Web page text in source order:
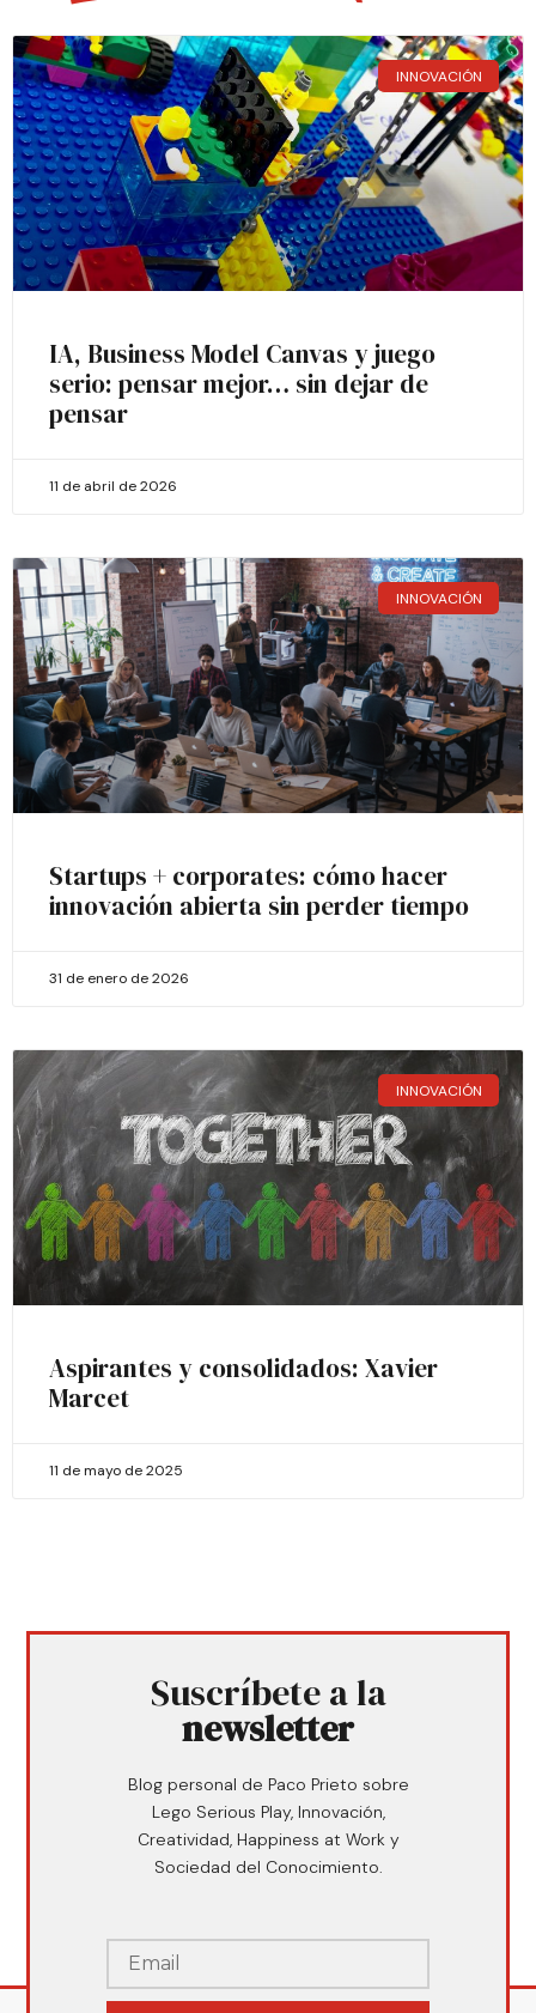
INNOVACIÓN
IA, Business Model Canvas y juego
serio: pensar mejor… sin dejar de
pensar
11 de abril de 2026
INNOVACIÓN
Startups + corporates: cómo hacer
innovación abierta sin perder tiempo
31 de enero de 2026
INNOVACIÓN
Aspirantes y consolidados: Xavier
Marcet
11 de mayo de 2025
Suscríbete a la
newsletter
Blog personal de Paco Prieto sobre
Lego Serious Play, Innovación,
Creatividad, Happiness at Work y
Sociedad del Conocimiento.